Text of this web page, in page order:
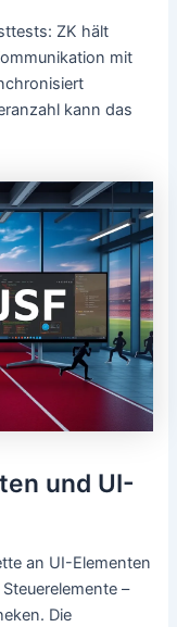
ZK hält
mit
kann das
und UI-
an UI-Elementen
–
Die